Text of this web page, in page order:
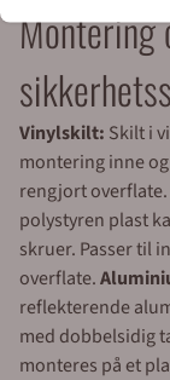
Montering
Vinylskilt: Skilt i
montering inne
rengjort overflate.
polystyren plast
skruer. Passer til
overflate.
reflekterende
med dobbelsidig
monteres på et